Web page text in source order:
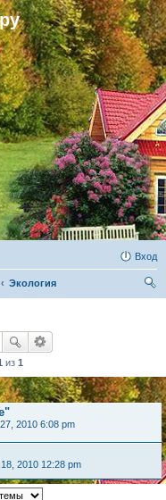
Вход
Экология
из 1
2010 6:08 pm
2010 12:28 pm